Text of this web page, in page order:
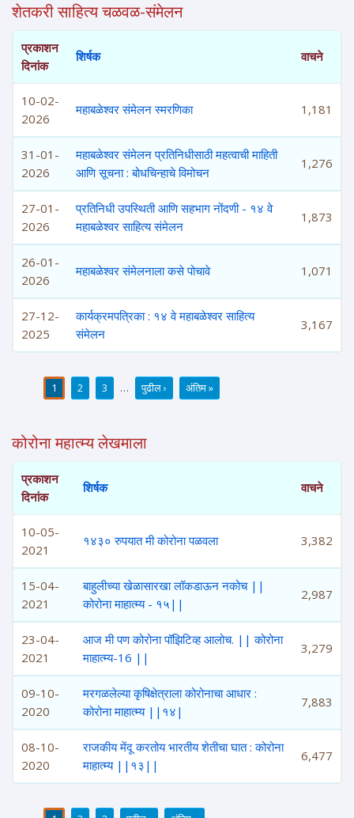
शेतकरी साहित्य चळवळ-संमेलन
प्रकाशन
दिनांक
शिर्षक वाचने
10-02-
2026
महाबळेश्वर संमेलन स्मरणिका 1,181
31-01-
2026
महाबळेश्वर संमेलन प्रतिनिधीसाठी महत्वाची माहिती
आणि सूचना : बोधचिन्हाचे विमोचन
1,276
27-01-
2026
प्रतिनिधी उपस्थिती आणि सहभाग नोंदणी - १४ वे
महाबळेश्वर साहित्य संमेलन
1,873
26-01-
2026
महाबळेश्वर संमेलनाला कसे पोचावे 1,071
27-12-
2025
कार्यक्रमपत्रिका : १४ वे महाबळेश्वर साहित्य
संमेलन
3,167
1 2 3 … पुढील › अंतिम »
कोरोना महात्म्य लेखमाला
प्रकाशन
दिनांक
शिर्षक वाचने
10-05-
2021
१४३० रुपयात मी कोरोना पळवला 3,382
15-04-
2021
बाहुलीच्या खेळासारखा लॉकडाऊन नकोच ||
कोरोना माहात्म्य - १५||
2,987
23-04-
2021
आज मी पण कोरोना पॉझिटिव्ह आलोच. || कोरोना
माहात्म्य-16 ||
3,279
09-10-
2020
मरगळलेल्या कृषिक्षेत्राला कोरोनाचा आधार :
कोरोना माहात्म्य ||१४|
7,883
08-10-
2020
राजकीय मेंदू करतोय भारतीय शेतीचा घात : कोरोना
माहात्म्य ||१३||
6,477